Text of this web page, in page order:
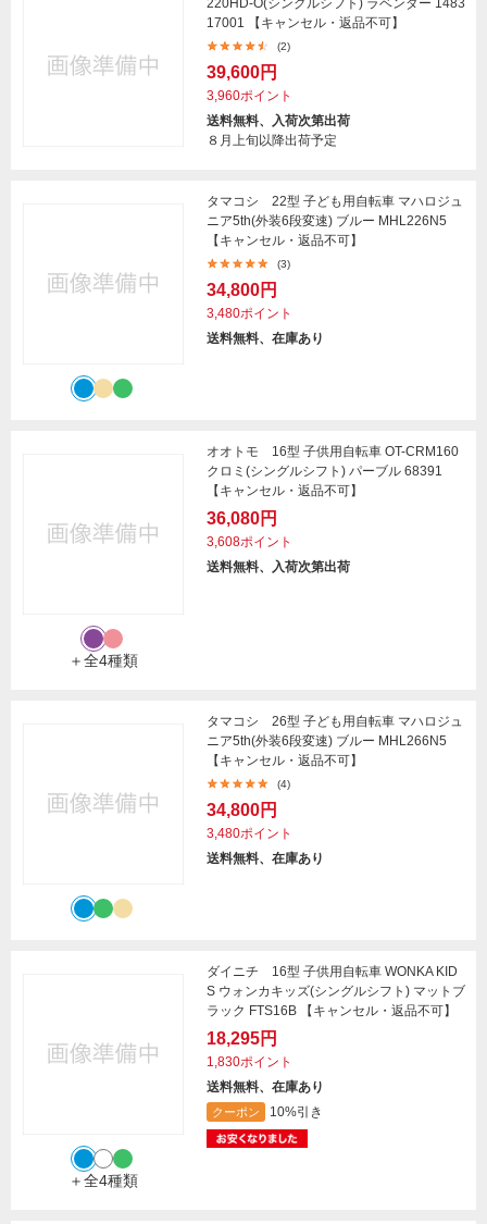
220HD-O(シングルシフト) ラベンダー 1483
17001 【キャンセル・返品不可】
(2)
39,600円
3,960ポイント
送料無料、入荷次第出荷
８月上旬以降出荷予定
タマコシ 22型 子ども用自転車 マハロジュ
ニア5th(外装6段変速) ブルー MHL226N5
【キャンセル・返品不可】
(3)
34,800円
3,480ポイント
送料無料、在庫あり
＋全4種類
オオトモ 16型 子供用自転車 OT-CRM160
クロミ(シングルシフト) パーブル 68391
【キャンセル・返品不可】
36,080円
3,608ポイント
送料無料、入荷次第出荷
タマコシ 26型 子ども用自転車 マハロジュ
ニア5th(外装6段変速) ブルー MHL266N5
【キャンセル・返品不可】
(4)
34,800円
3,480ポイント
送料無料、在庫あり
＋全4種類
ダイニチ 16型 子供用自転車 WONKA KID
S ウォンカキッズ(シングルシフト) マットブ
ラック FTS16B 【キャンセル・返品不可】
18,295円
1,830ポイント
送料無料、在庫あり
クーポン 10%引き